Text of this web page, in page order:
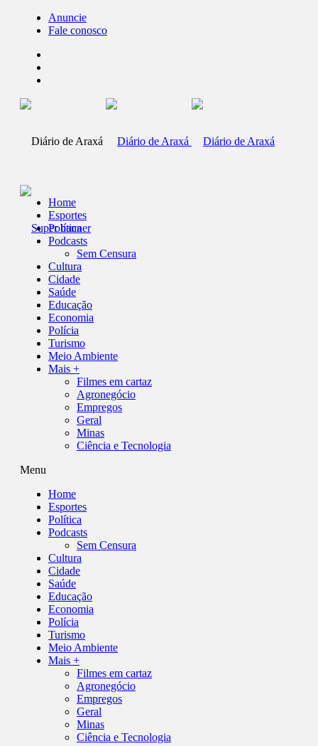
Anuncie
Fale conosco
Home
Esportes
Política
Podcasts
Sem Censura
Cultura
Cidade
Saúde
Educação
Economia
Polícia
Turismo
Meio Ambiente
Mais +
Filmes em cartaz
Agronegócio
Empregos
Geral
Minas
Ciência e Tecnologia
Menu
Home
Esportes
Política
Podcasts
Sem Censura
Cultura
Cidade
Saúde
Educação
Economia
Polícia
Turismo
Meio Ambiente
Mais +
Filmes em cartaz
Agronegócio
Empregos
Geral
Minas
Ciência e Tecnologia